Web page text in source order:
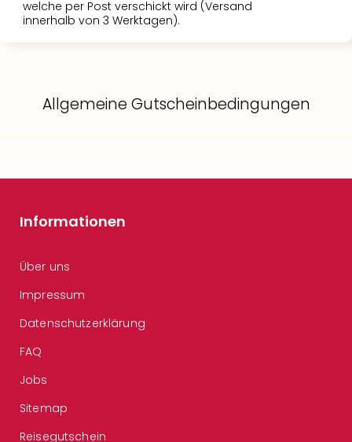
welche per Post verschickt wird (Versand
innerhalb von 3 Werktagen).
Allgemeine Gutscheinbedingungen
Informationen
Über uns
Impressum
Datenschutzerklärung
FAQ
Jobs
Sitemap
Reisegutschein